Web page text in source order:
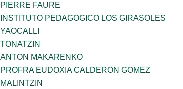
PIERRE FAURE
INSTITUTO PEDAGOGICO LOS GIRASOLES
YAOCALLI
TONATZIN
ANTON MAKARENKO
PROFRA EUDOXIA CALDERON GOMEZ
MALINTZIN